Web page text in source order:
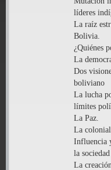
líderes
La raíz
Bolivia.
¿Quiénes
La
Dos
boliviano
La lucha
límites
La Paz.
La
Influencia
la
La